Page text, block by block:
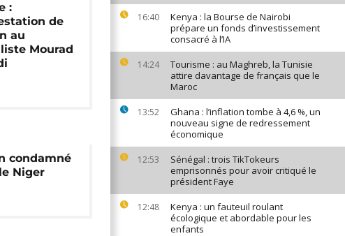
16:40
Kenya : la Bourse de Nairobi
prépare un fonds d’investissement
consacré à l’IA
14:24
Tourisme : au Maghreb, la Tunisie
attire davantage de français que le
Maroc
13:52
Ghana : l’inflation tombe à 4,6 %, un
nouveau signe de redressement
économique
12:53
Sénégal : trois TikTokeurs
emprisonnés pour avoir critiqué le
président Faye
12:48
Kenya : un fauteuil roulant
écologique et abordable pour les
enfants
:
de
au
Mourad
condamné
Niger